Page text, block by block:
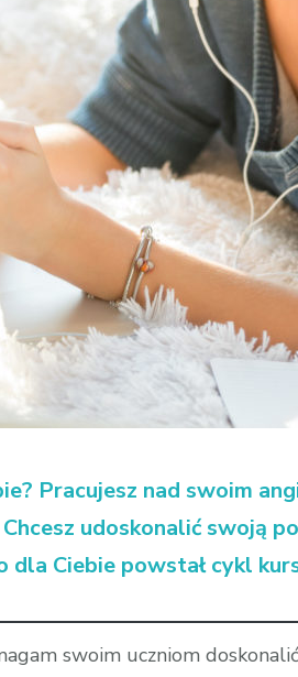
Pracujesz nad swoim
udoskonalić swoją
dla Ciebie powstał cykl
swoim uczniom